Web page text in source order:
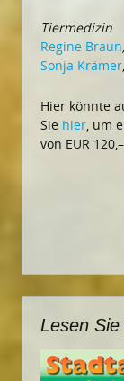
Tiermedizin
Regine Braun
Sonja Krämer
Hier könnte
Sie hier, um
von EUR
Lesen